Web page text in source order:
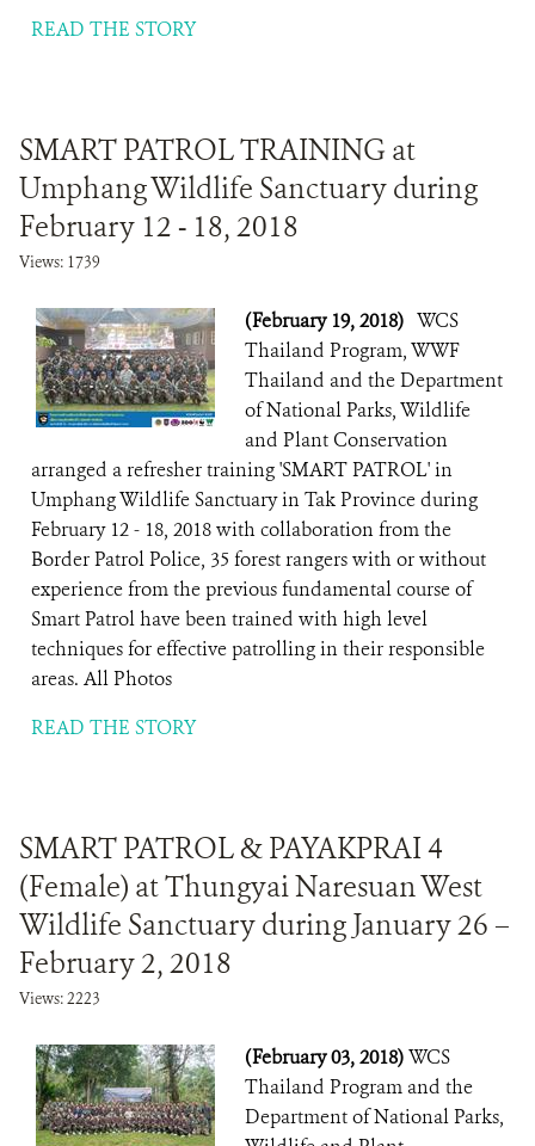
READ THE STORY
SMART PATROL TRAINING at
Umphang Wildlife Sanctuary during
February 12 - 18, 2018
Views: 1739
(February 19, 2018) WCS
Thailand Program, WWF
Thailand and the Department
of National Parks, Wildlife
and Plant Conservation
arranged a refresher training 'SMART PATROL' in
Umphang Wildlife Sanctuary in Tak Province during
February 12 - 18, 2018 with collaboration from the
Border Patrol Police, 35 forest rangers with or without
experience from the previous fundamental course of
Smart Patrol have been trained with high level
techniques for effective patrolling in their responsible
areas. All Photos
READ THE STORY
SMART PATROL & PAYAKPRAI 4
(Female) at Thungyai Naresuan West
Wildlife Sanctuary during January 26 –
February 2, 2018
Views: 2223
(February 03, 2018)WCS
Thailand Program and the
Department of National Parks,